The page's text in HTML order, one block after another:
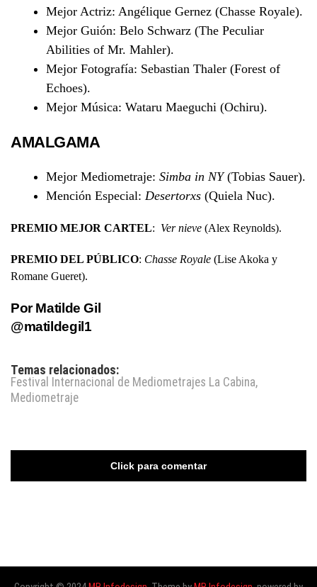
Mejor Actriz: Angélique Gernez (Chasse Royale).
Mejor Guión: Belo Schwarz (The Peculiar
Abilities of Mr. Mahler).
Mejor Fotografía: Sebastian Thaler (Forest of
Echoes).
Mejor Música: Wataru Maeguchi (Ochiru).
AMALGAMA
Mejor Mediometraje: Simba in NY(Tobias Sauer).
Mención Especial: Desertorxs (Quiela Nuc).
PREMIO MEJOR CARTEL: Ver nieve (Alex Reynolds).
PREMIO DEL PÚBLICO: Chasse Royale (Lise Akoka y
Romane Gueret).
Por Matilde Gil
@matildegil1
Temas relacionados:
Festival Internacional de Mediometrajes La Cabina,
Mediometraje
Click para comentar